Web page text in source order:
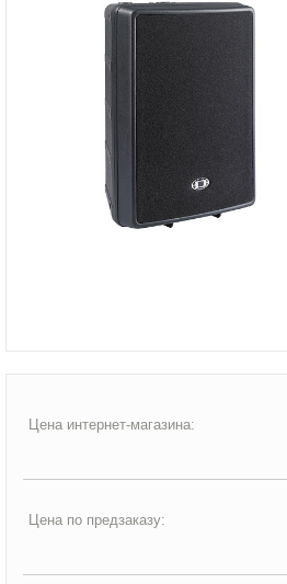
Цена интернет-магазина:
Цена по предзаказу: